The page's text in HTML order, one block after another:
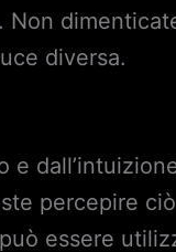
Non
diversa.
percepire
essere